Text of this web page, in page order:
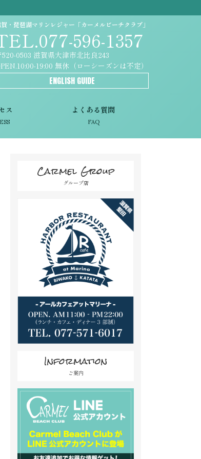
ス よくある質問
FAQ
・琵琶湖マリンレジャー「カーメルビーチクラブ」
596-1357
520-0503 滋賀県大津市北比良243
19:00 無休（ローシーズンは不定）
ENGLISH GUIDE
Carmel Group
グループ店
Information
ご案内